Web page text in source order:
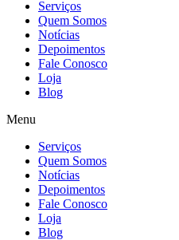
Serviços
Quem Somos
Notícias
Depoimentos
Fale Conosco
Loja
Blog
Menu
Serviços
Quem Somos
Notícias
Depoimentos
Fale Conosco
Loja
Blog